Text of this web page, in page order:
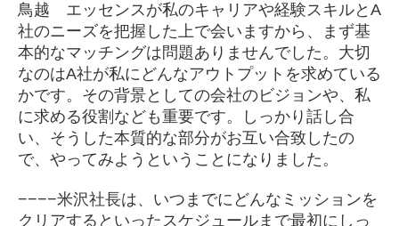
鳥越 エッセンスが私のキャリアや経験スキルとA
社のニーズを把握した上で会いますから、まず基
本的なマッチングは問題ありませんでした。大切
なのはA社が私にどんなアウトプットを求めている
かです。その背景としての会社のビジョンや、私
に求める役割なども重要です。しっかり話し合
い、そうした本質的な部分がお互い合致したの
で、やってみようということになりました。
−−−−米沢社長は、いつまでにどんなミッションを
クリアするといったスケジュールまで最初にしっ